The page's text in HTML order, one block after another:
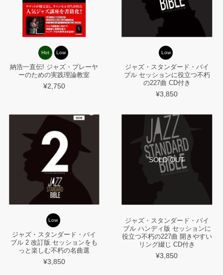
Hot Low
納浩一直伝! ジャズ・プレーヤ
ーのための実践理論教室
¥2,750
Low
ジャズ・スタンダード・バイ
ブル セッションに役立つ不朽
の227曲 CD付き
¥3,850
Low
ジャズ・スタンダード・バイ
ブル 2 改訂版 セッションをも
っと楽しむ不朽の名曲選
¥3,850
SOLD OUT
ジャズ・スタンダード・バイ
ブル ハンディ版 セッションに
役立つ不朽の227曲 開きやすい
リング綴じ CD付き
¥3,850